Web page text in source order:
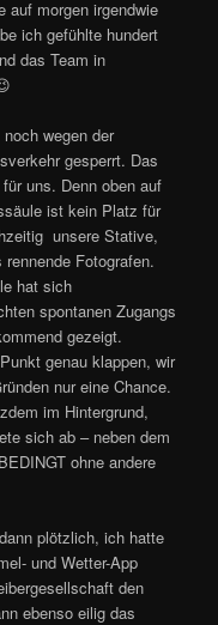
auf morgen irgendwie
ich gefühlte hundert
das Team in
wegen der
gesperrt. Das
uns. Denn oben auf
ist kein Platz für
unsere Stative,
Fotografen.
hat sich
spontanen Zugangs
gezeigt.
genau klappen, wir
nur eine Chance.
im Hintergrund,
sich ab – neben dem
ohne andere
plötzlich, ich hatte
und Wetter-App
den
ebenso eilig das